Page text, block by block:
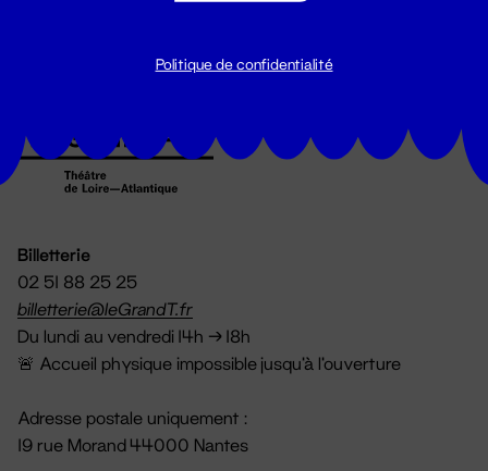
Billetterie
02 51 88 25 25
billetterie@leGrandT.fr
Du lundi au vendredi 14h → 18h
🚨 Accueil physique impossible jusqu'à l'ouverture
Adresse postale uniquement :
19 rue Morand 44000 Nantes
Politique de confidentialité